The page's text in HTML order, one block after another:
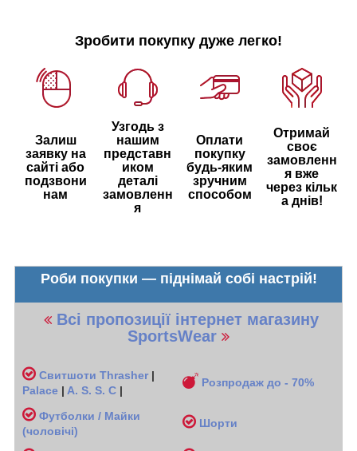
Зробити покупку дуже легко!
Залиш
заявку на
сайті або
подзвони
нам
Узгодь з
нашим
представн
иком
деталі
замовленн
я
Оплати
покупку
будь-яким
зручним
способом
Отримай
своє
замовленн
я вже
через кільк
а днів!
Роби покупки — піднімай собі настрій!
Всі пропозиції інтернет магазину
SportsWear
Свитшоти Thrasher |
Palace | A. S. S. C |
Розпродаж до - 70%
Футболки / Майки
(чоловічі)
Шорти